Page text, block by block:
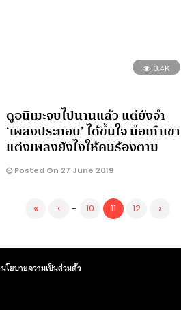
3.4K
ดูอนิเมะจบไปนานแล้ว แต่ยังจำ
‘เพลงประกอบ’ ได้ขึ้นใจ มือเก๋าเขา
แต่งเพลงยังไงให้คนร้องตาม
Posted On 27 June 2019
« ‹ - 10 11 12 ›
นโยบายความเป็นส่วนตัว